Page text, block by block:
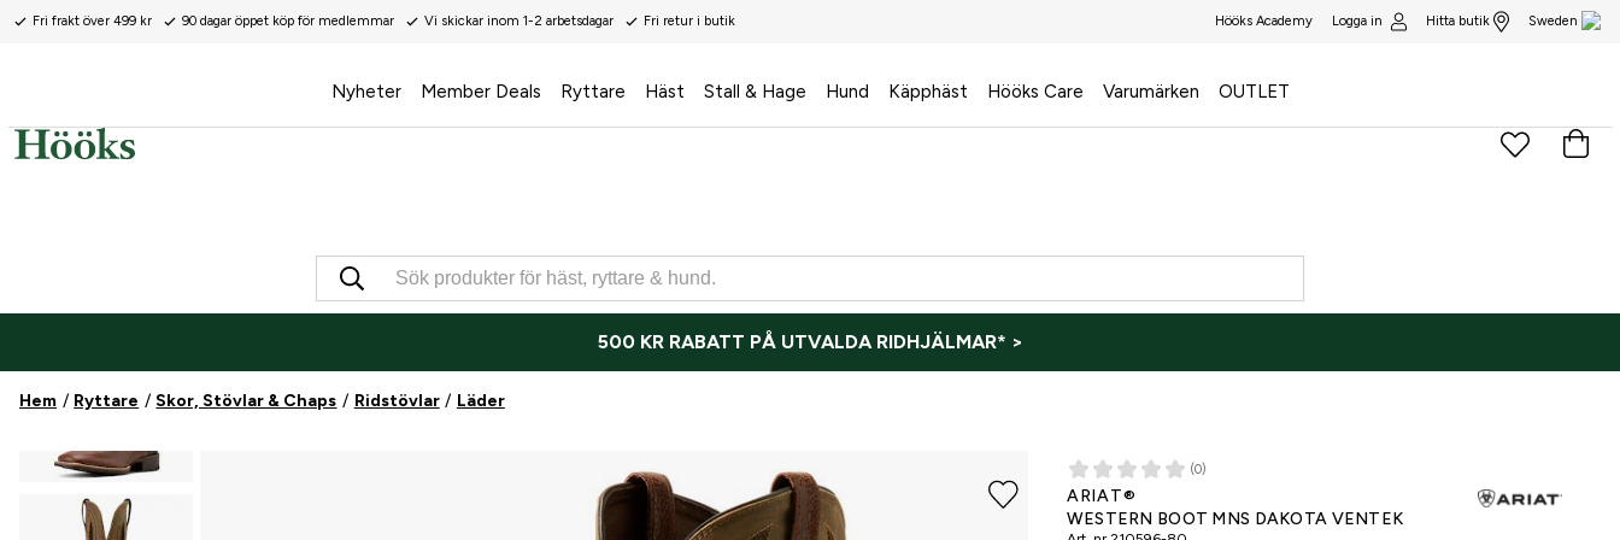
Fri frakt över 499 kr 90 dagar öppet köp för medlemmar Vi skickar inom 1-2 arbetsdagar Fri retur i butik Hööks Academy Logga in Hitta butik Sweden
Nyheter Member Deals Ryttare Häst Stall & Hage Hund Käpphäst Hööks Care Varumärken OUTLET
500 KR RABATT PÅ UTVALDA RIDHJÄLMAR* >
Hem Ryttare Skor, Stövlar & Chaps Ridstövlar Läder
(0)
ARIAT®
WESTERN BOOT MNS DAKOTA VENTEK